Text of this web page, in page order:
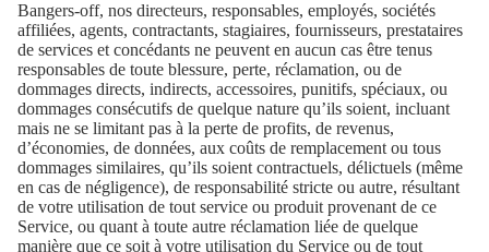
Bangers-off, nos directeurs, responsables, employés, sociétés
affiliées, agents, contractants, stagiaires, fournisseurs, prestataires
de services et concédants ne peuvent en aucun cas être tenus
responsables de toute blessure, perte, réclamation, ou de
dommages directs, indirects, accessoires, punitifs, spéciaux, ou
dommages consécutifs de quelque nature qu’ils soient, incluant
mais ne se limitant pas à la perte de profits, de revenus,
d’économies, de données, aux coûts de remplacement ou tous
dommages similaires, qu’ils soient contractuels, délictuels (même
en cas de négligence), de responsabilité stricte ou autre, résultant
de votre utilisation de tout service ou produit provenant de ce
Service, ou quant à toute autre réclamation liée de quelque
manière que ce soit à votre utilisation du Service ou de tout